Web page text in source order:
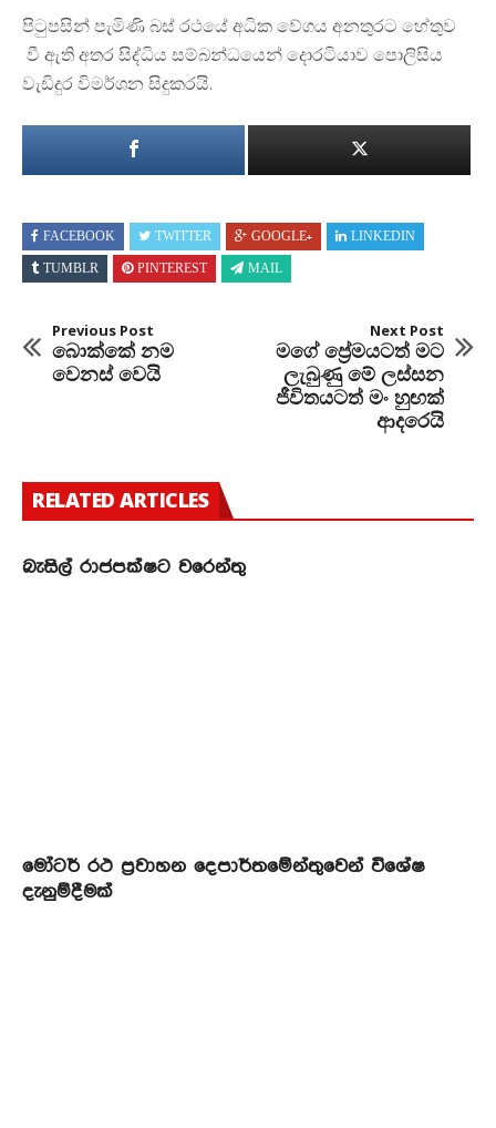
පිටුපසින් පැමිණි බස් රථයේ අධික වේගය අනතුරට හේතුව
වී ඇති අතර සිද්ධිය සම්බන්ධයෙන් දොරටියාව පොලිසිය
වැඩිදුර විමර්ශන සිදුකරයි.
FACEBOOK TWITTER GOOGLE+ LINKEDIN
TUMBLR PINTEREST MAIL
Previous Post
බොක්කේ නම
වෙනස් වෙයි
Next Post
මගේ ප්‍රේමයටත් මට
ලැබුණු මේ ලස්සන
ජීවිතයටත් මං හුඟක්
ආදරෙයි
RELATED ARTICLES
බැසිල් රාජපක්ෂට වරෙන්තු
මෝටර් රථ ප්‍රවාහන දෙපාර්තමේන්තුවෙන් විශේෂ
දැනුම්දීමක්